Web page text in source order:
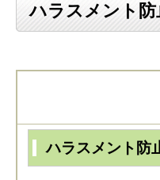
ハラスメント防
ハラスメント防